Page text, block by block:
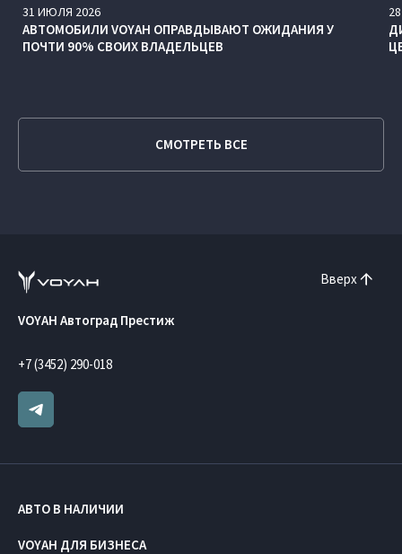
31 ИЮЛЯ 2026
АВТОМОБИЛИ VOYAH ОПРАВДЫВАЮТ ОЖИДАНИЯ У
ПОЧТИ 90% СВОИХ ВЛАДЕЛЬЦЕВ
28
СМОТРЕТЬ ВСЕ
Вверх
VOYAH Автоград Престиж
+7 (3452) 290-018
АВТО В НАЛИЧИИ
VOYAH ДЛЯ БИЗНЕСА